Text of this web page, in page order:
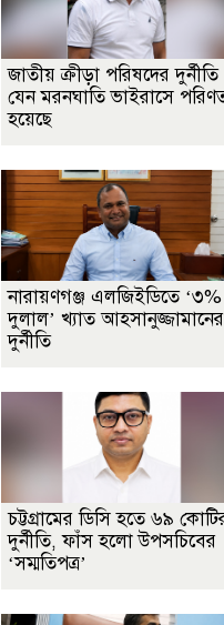
জাতীয় ক্রীড়া পরিষদের দুর্নীতি
যেন মরনঘাতি ভাইরাসে
হয়েছে
নারায়ণগঞ্জ এলজিইডিতে ‘৩%
দুলাল’ খ্যাত আহসানুজ্জামানের
দুর্নীতি
চট্টগ্রামের ডিসি হতে ৬৯
দুর্নীতি, ফাঁস হলো উপসচিবের
‘সম্মতিপত্র’